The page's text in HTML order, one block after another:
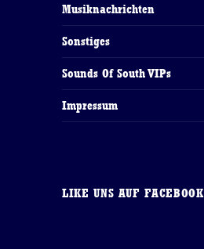
Musiknachrichten
Sonstiges
Sounds Of South VIPs
Impressum
LIKE UNS AUF FACEBOOK